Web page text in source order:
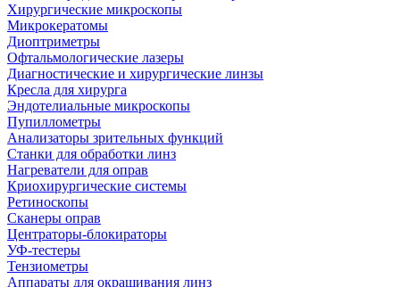
Хирургические микроскопы
Микрокератомы
Диоптриметры
Офтальмологические лазеры
Диагностические и хирургические линзы
Кресла для хирурга
Эндотелиальные микроскопы
Пупиллометры
Анализаторы зрительных функций
Станки для обработки линз
Нагреватели для оправ
Криохирургические системы
Ретиноскопы
Сканеры оправ
Центраторы-блокираторы
УФ-тестеры
Тензиометры
Аппараты для окрашивания линз